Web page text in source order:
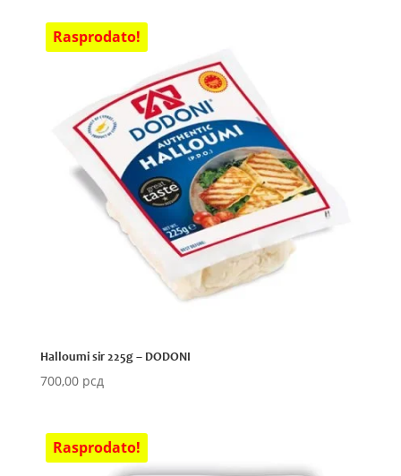
Halloumi sir 225g – DODONI
700,00 рсд